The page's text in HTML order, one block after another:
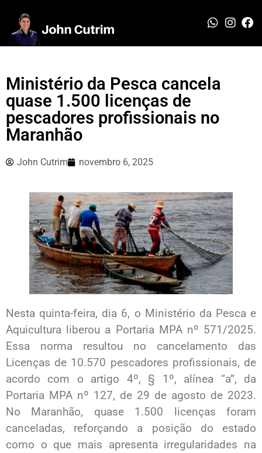
Ministério da Pesca cancela
quase 1.500 licenças de
pescadores profissionais no
Maranhão
John Cutrim novembro 6, 2025
Nesta quinta-feira, dia 6, o Ministério da Pesca e
Aquicultura liberou a Portaria MPA nº 571/2025.
Essa norma resultou no cancelamento das
Licenças de 10.570 pescadores profissionais, de
acordo com o artigo 4º, § 1º, alínea “a”, da
Portaria MPA nº 127, de 29 de agosto de 2023.
No Maranhão, quase 1.500 licenças foram
canceladas, reforçando a posição do estado
como o que mais apresenta irregularidades na